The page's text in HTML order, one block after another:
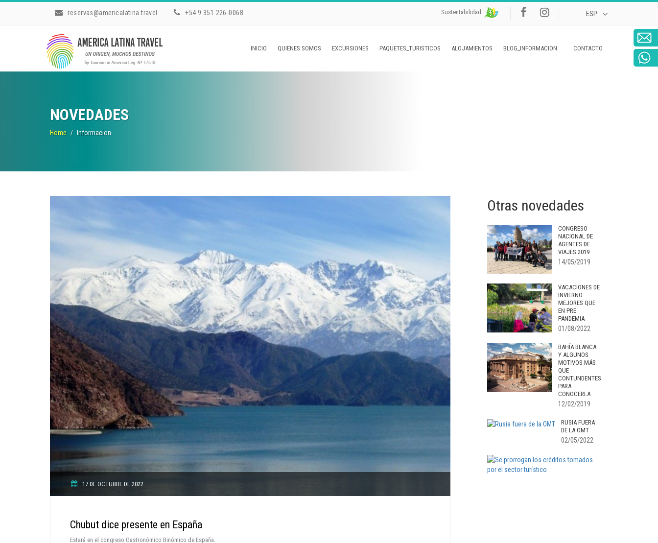
reservas@americalatina.travel +54 9 351 226-0068 Sustentabilidad
INICIO QUIENES SOMOS EXCURSIONES PAQUETES_TURISTICOS ALOJAMIENTOS BLOG_INFORMACION CONTACTO
NOVEDADES
Home Informacion
17 DE OCTUBRE DE 2022
Chubut dice presente en España
Estará en el congreso Gastronómico Binómico de España.
Otras novedades
CONGRESO
NACIONAL DE
AGENTES DE
VIAJES 2019
14/05/2019
VACACIONES DE
INVIERNO
MEJORES QUE
EN PRE
PANDEMIA
01/08/2022
BAHÍA BLANCA
Y ALGUNOS
MOTIVOS MÁS
QUE
CONTUNDENTES
PARA
CONOCERLA
12/02/2019
RUSIA FUERA
DE LA OMT
02/05/2022